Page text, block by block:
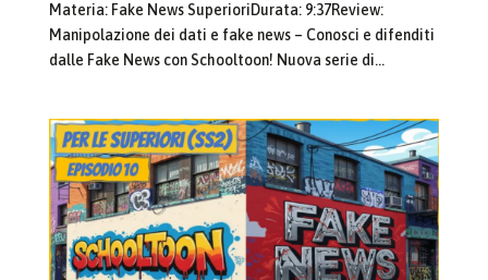
Materia: Fake News SuperioriDurata: 9:37Review:
Manipolazione dei dati e fake news – Conosci e difenditi
dalle Fake News con Schooltoon! Nuova serie di...